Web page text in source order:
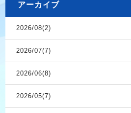
アーカイブ
2026/08(2)
2026/07(7)
2026/06(8)
2026/05(7)